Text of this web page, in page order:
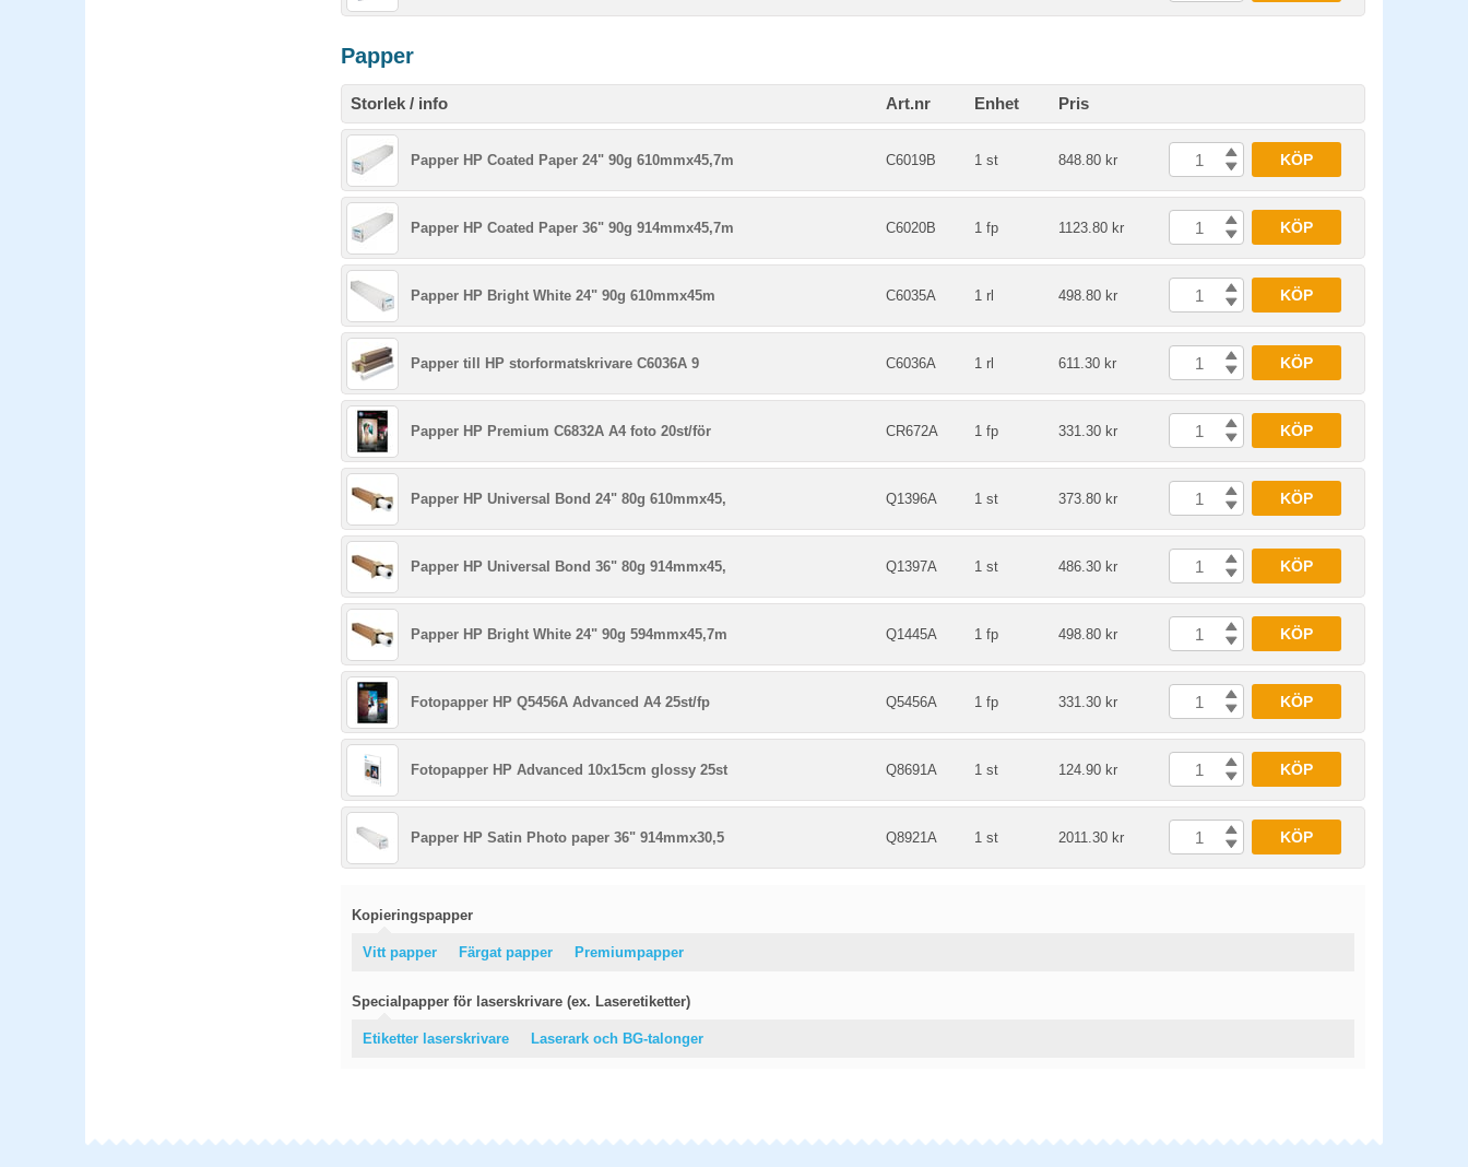
Papper
Storlek / info Art.nr Enhet Pris
Papper HP Coated Paper 24" 90g 610mmx45,7m C6019B 1 st 848.80 kr KÖP
Papper HP Coated Paper 36" 90g 914mmx45,7m C6020B 1 fp 1123.80 kr KÖP
Papper HP Bright White 24" 90g 610mmx45m C6035A 1 rl 498.80 kr KÖP
Papper till HP storformatskrivare C6036A 9 C6036A 1 rl 611.30 kr KÖP
Papper HP Premium C6832A A4 foto 20st/för CR672A 1 fp 331.30 kr KÖP
Papper HP Universal Bond 24" 80g 610mmx45, Q1396A 1 st 373.80 kr KÖP
Papper HP Universal Bond 36" 80g 914mmx45, Q1397A 1 st 486.30 kr KÖP
Papper HP Bright White 24" 90g 594mmx45,7m Q1445A 1 fp 498.80 kr KÖP
Fotopapper HP Q5456A Advanced A4 25st/fp Q5456A 1 fp 331.30 kr KÖP
Fotopapper HP Advanced 10x15cm glossy 25st Q8691A 1 st 124.90 kr KÖP
Papper HP Satin Photo paper 36" 914mmx30,5 Q8921A 1 st 2011.30 kr KÖP
Kopieringspapper
Vitt papper Färgat papper Premiumpapper
Specialpapper för laserskrivare (ex. Laseretiketter)
Etiketter laserskrivare Laserark och BG-talonger